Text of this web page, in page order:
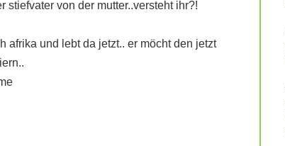
von der mutter..versteht ihr?!
afrika und lebt da jetzt.. er möcht den jetzt